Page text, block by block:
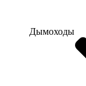
Дымоходы